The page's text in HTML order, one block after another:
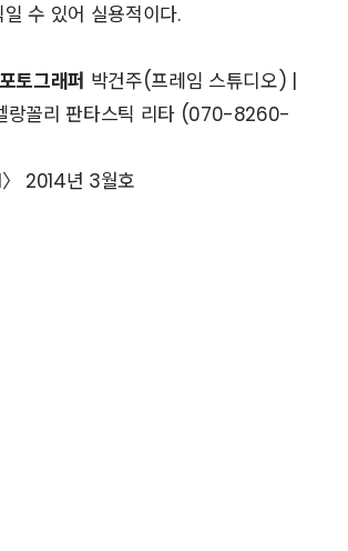
수 있어 실용적이다.
포토그래퍼 박건주(프레임 스튜디오) |
랑꼴리 판타스틱 리타 (070-8260-
〉 2014년 3월호